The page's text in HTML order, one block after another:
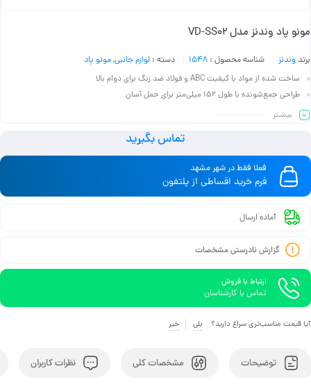
مونو پاد وندنز مدل VD-SS02
برندوندنز شناسه محصول : 1548 دسته : لوازم جانبی,مونو پاد
ساخت شده از مواد با کیفیت ABC و فولاد ضد زنگ برای دوام بالا
طراحی جمع‌شونده با طول ۱۵۲ میلی‌متر برای حمل آسان
مناسب برای عکاسی و فیلم‌برداری حرفه‌ای با موبایل
بیشـتر
تماس بگیرید
فعلا فقط در شهر مشهد
فرم خرید اقساطی از پلتفون
آماده ارسال
گزارش نادرستی مشخصات
ارتباط با فروش
تماس با کارشناسان
آیا قیمت مناسب‌تری سراغ دارید؟ بلی خیر
توضیحات مشخصات کلی نظرات کاربران